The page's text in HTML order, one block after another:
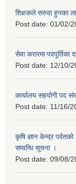
शिक्षकले सरुवा हुनका
Post date: 01/02/
सेवा करारमा
Post date: 12/10/
कार्यालय सहयोगी पद
Post date: 11/16/
कृषि ज्ञान केन्द्र
सम्वन्धि सूचना ।
Post date: 09/08/